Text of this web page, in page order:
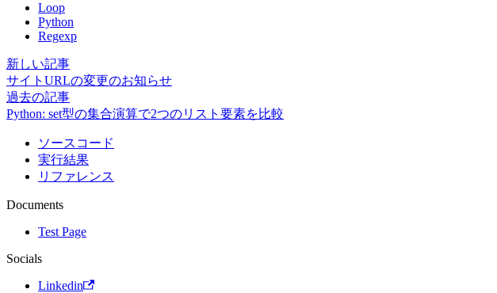
Loop
Python
Regexp
新しい記事
サイトURLの変更のお知らせ
過去の記事
Python: set型の集合演算で2つのリスト要素を比較
ソースコード
実行結果
リファレンス
Documents
Test Page
Socials
Linkedin